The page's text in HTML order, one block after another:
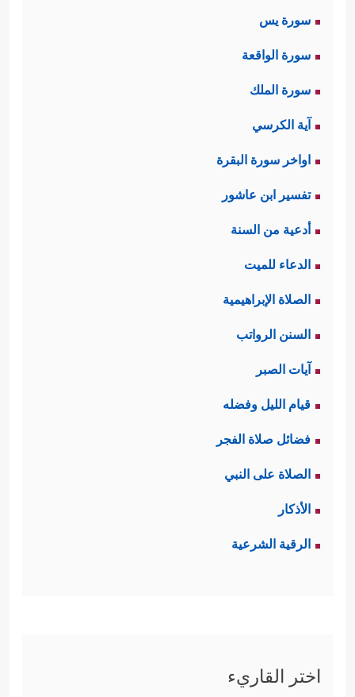
سورة يس
سورة الواقعة
سورة الملك
آية الكرسي
اواخر سورة البقرة
تفسير ابن عاشور
أدعية من السنة
الدعاء للميت
الصلاة الإبراهيمية
السنن الرواتب
آيات الصبر
قيام الليل وفضله
فضائل صلاة الفجر
الصلاة على النبي
الأذكار
الرقية الشرعية
اختر القاريء